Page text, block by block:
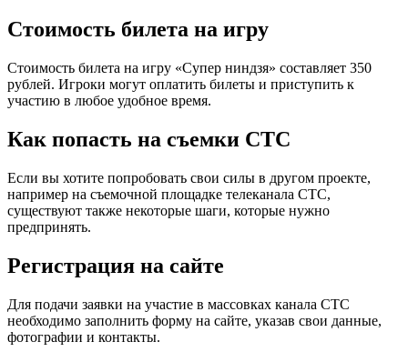
Стоимость билета на игру
Стоимость билета на игру «Супер ниндзя» составляет 350
рублей. Игроки могут оплатить билеты и приступить к
участию в любое удобное время.
Как попасть на съемки СТС
Если вы хотите попробовать свои силы в другом проекте,
например на съемочной площадке телеканала СТС,
существуют также некоторые шаги, которые нужно
предпринять.
Регистрация на сайте
Для подачи заявки на участие в массовках канала СТС
необходимо заполнить форму на сайте, указав свои данные,
фотографии и контакты.